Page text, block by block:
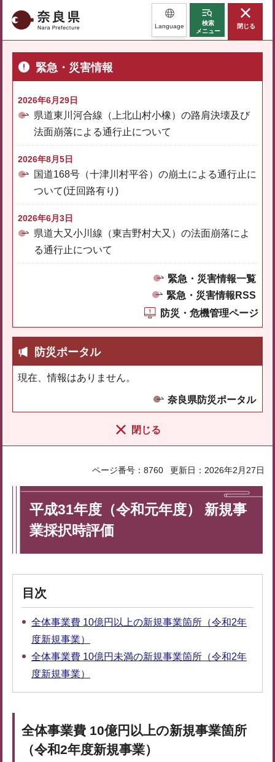
奈良県 Language
検索
メニュー
閉じる
緊急・災害情報
2026年6月29日
県道東川河合線（上北山村小橡）の路肩決壊及び
法面崩落による通行止について
2026年8月5日
国道168号（十津川村平谷）の崩土による通行止に
ついて(迂回路有り)
2026年6月3日
県道大又小川線（東吉野村大又）の法面崩落によ
る通行止について
緊急・災害情報一覧
緊急・災害情報RSS
防災・危機管理ページ
防災ポータル
現在、情報はありません。
奈良県防災ポータル
閉じる
ページ番号：8760 更新日：2026年2月27日
平成31年度（令和元年度） 新規事
業採択時評価
目次
全体事業費 10億円以上の新規事業箇所（令和2年
度新規事業）
全体事業費 10億円未満の新規事業箇所（令和2年
度新規事業）
全体事業費 10億円以上の新規事業箇所
（令和2年度新規事業）